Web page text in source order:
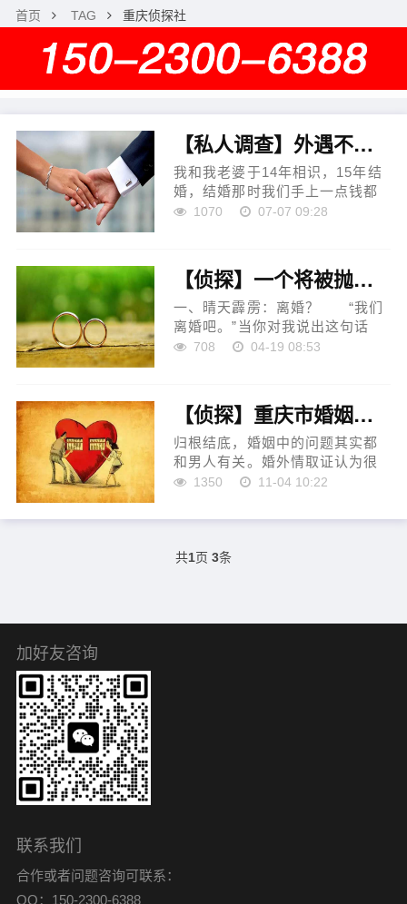
首页 TAG 重庆侦探社
【私人调查】外遇不敢去相信她将来会不会变好？
我和我老婆于14年相识，15年结
婚，结婚那时我们手上一点钱都
没有，每天日子过得都是很紧张
的…… 现在我们日子比以前
好了很多，不用再像以前那样
穷，经济方面是好起来了，但现
在又出现了新的问题，让我感觉
很郁闷，真不知道该怎么办，请
1070 07-07 09:28
【侦探】一个将被抛弃的妻子对老公的深情告白
一、晴天霹雳：离婚？ “我们
离婚吧。”当你对我说出这句话
时，仿佛晴天霹雳，我震惊
结婚十八年来，我把全部心思都
放在家里面，去掉婚前的任性浮
躁胆小娇气，整天围着你和孩子
们转，心无旁骛地苦心营造一个
温馨的家。厨房是我八小时以外
708 04-19 08:53
【侦探】重庆市婚姻做好维护是家庭和睦的关键
归根结底，婚姻中的问题其实都
和男人有关。婚外情取证认为很
多人总是把问题归结到女人身
羊。说到红颜祸水，男人就是太
人足够懂事，足够负责，婚姻中
1350 11-04 10:22
共1页 3条
加好友咨询
联系我们
合作或者问题咨询可联系：
QQ：150-2300-6388